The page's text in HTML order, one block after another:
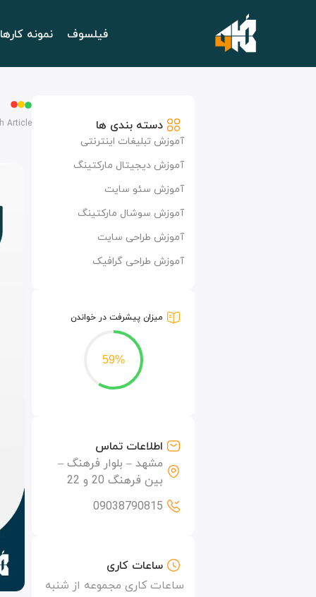
فیلسوف نمونه کارها
دسته بندی ها
آموزش تبلیغات اینترنتی
آموزش دیجیتال مارکتینگ
آموزش سئو سایت
آموزش سوشال مارکتینگ
آموزش طراحی سایت
آموزش طراحی گرافیک
میزان پیشرفت در خواندن
59%
اطلاعات تماس
مشهد – بلوار فرهنگ –
بین فرهنگ 20 و 22
09038790815
ساعات کاری
ساعات کاری مجموعه از شنبه
Article